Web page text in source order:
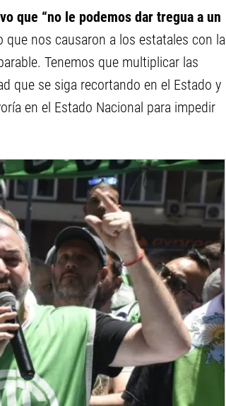
que “no le podemos dar tregua a un
que nos causaron a los estatales con la
Tenemos que multiplicar las
que se siga recortando en el Estado y
en el Estado Nacional para impedir